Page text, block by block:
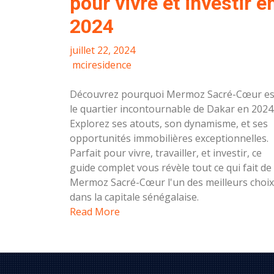
2024
juillet 22, 2024
mciresidence
Découvrez pourquoi Mermoz Sacré-Cœur
le quartier incontournable de Dakar en 2024.
Explorez ses atouts, son dynamisme, et ses
opportunités immobilières exceptionnelles.
Parfait pour vivre, travailler, et investir, ce
guide complet vous révèle tout ce qui fait de
Mermoz Sacré-Cœur l'un des meilleurs choix
dans la capitale sénégalaise.
Read More